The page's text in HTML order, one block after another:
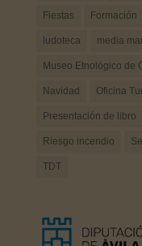
Fiestas Formación
ludoteca media
Museo Etnológico de
Navidad Oficina
Presentación de libro
Riesgo incendio
TDT